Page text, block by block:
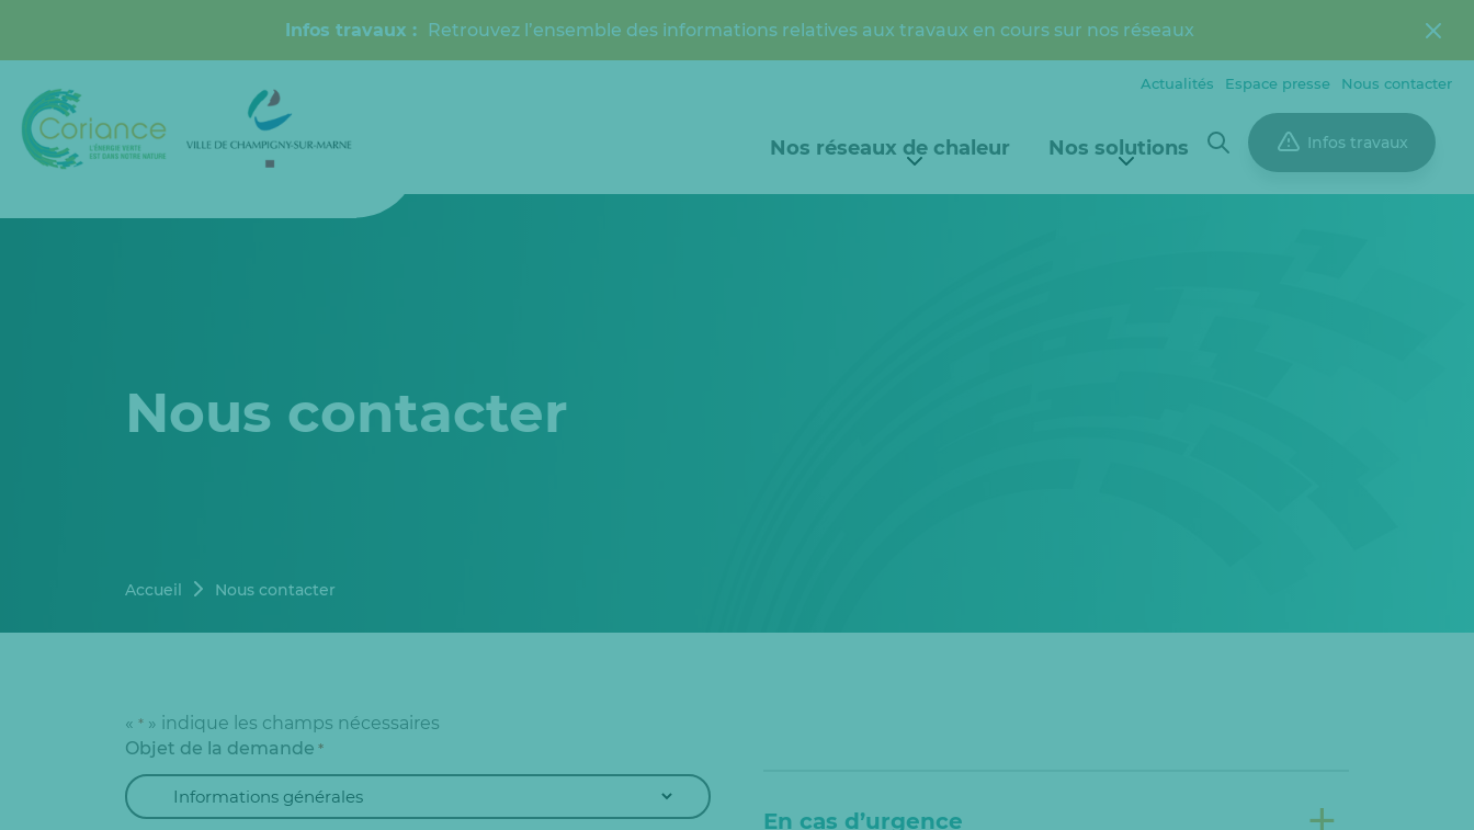
Infos travaux : Retrouvez l’ensemble des informations relatives aux travaux en cours sur nos réseaux
Actualités Espace presse Nous contacter
Nos réseaux de chaleur Nos solutions Infos travaux
Nous contacter
Accueil Nous contacter
« * » indique les champs nécessaires
Objet de la demande *
En cas d’urgence